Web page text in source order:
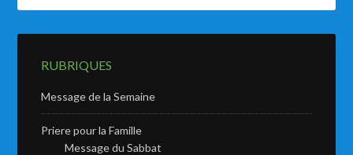
RUBRIQUES
Message de la Semaine
Priere pour la Famille
Message du Sabbat